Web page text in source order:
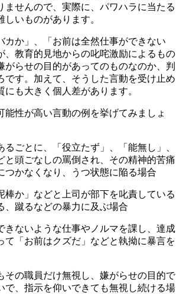
ませんので、実際に、パワハラに当たる
いものがあります。
カか」、「お前は全然仕事ができない
、教育的見地からの叱咤激励によるもの
がらせの目的があってのものなのか、判
です。加えて、そうした言動を受け止め
にも大きく個人差があります。
能性が高い言動の例を挙げてみましょ
ごとに、「役立たず」、「能無し」、
と頭ごなしの罵倒され、その精神的苦痛
つかなくなり、うつ状態に陥る場合
か」などと上司が部下を叱責している
、蹴るなどの暴力に及ぶ場合
ないような仕事やノルマを課し、達成
て「お前はクズだ」などと執拗に暴言を
の職員だけ無視し、嫌がらせの目的で
で、指示を仰いできても無視し続ける場